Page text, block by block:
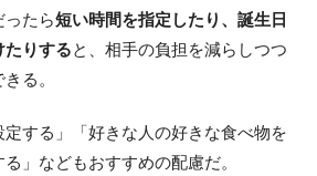
ったら短い時間を指定したり、誕生日
たりすると、相手の負担を減らしつつ
る。
する」「好きな人の好きな食べ物を
」などもおすすめの配慮だ。